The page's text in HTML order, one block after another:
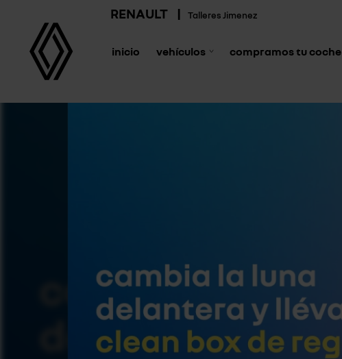
RENAULT | Talleres Jimenez
inicio vehículos compramos tu coche